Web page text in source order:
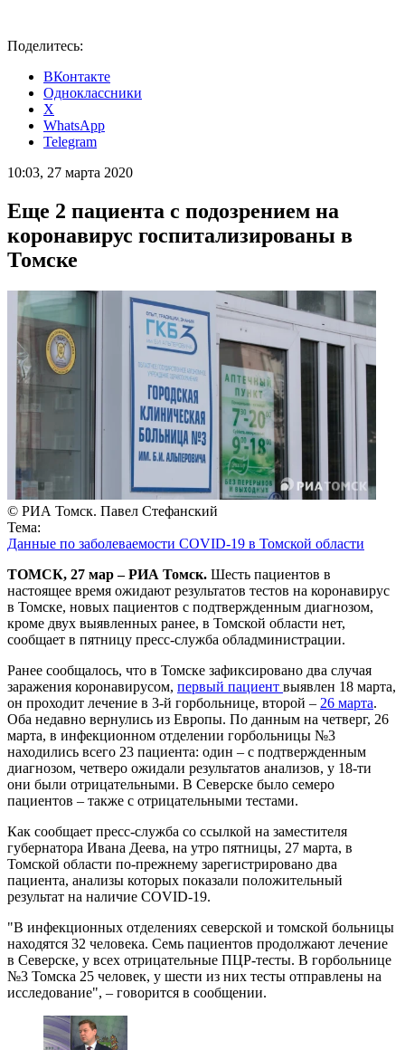
Поделитесь:
ВКонтакте
Одноклассники
X
WhatsApp
Telegram
10:03, 27 марта 2020
Еще 2 пациента с подозрением на
коронавирус госпитализированы в
Томске
© РИА Томск. Павел Стефанский
Тема:
Данные по заболеваемости COVID-19 в Томской области
ТОМСК, 27 мар – РИА Томск. Шесть пациентов в
настоящее время ожидают результатов тестов на коронавирус
в Томске, новых пациентов с подтвержденным диагнозом,
кроме двух выявленных ранее, в Томской области нет,
сообщает в пятницу пресс-служба обладминистрации.
Ранее сообщалось, что в Томске зафиксировано два случая
заражения коронавирусом, первый пациент выявлен 18 марта,
он проходит лечение в 3-й горбольнице, второй – 26 марта.
Оба недавно вернулись из Европы. По данным на четверг, 26
марта, в инфекционном отделении горбольницы №3
находились всего 23 пациента: один – с подтвержденным
диагнозом, четверо ожидали результатов анализов, у 18-ти
они были отрицательными. В Северске было семеро
пациентов – также с отрицательными тестами.
Как сообщает пресс-служба со ссылкой на заместителя
губернатора Ивана Деева, на утро пятницы, 27 марта, в
Томской области по-прежнему зарегистрировано два
пациента, анализы которых показали положительный
результат на наличие COVID-19.
"В инфекционных отделениях северской и томской больницы
находятся 32 человека. Семь пациентов продолжают лечение
в Северске, у всех отрицательные ПЦР-тесты. В горбольнице
№3 Томска 25 человек, у шести из них тесты отправлены на
исследование", – говорится в сообщении.